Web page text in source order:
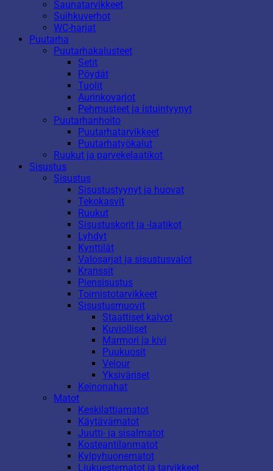
Saunatarvikkeet
Suihkuverhot
WC-harjat
Puutarha
Puutarhakalusteet
Setit
Pöydät
Tuolit
Aurinkovarjot
Pehmusteet ja istuintyynyt
Puutarhanhoito
Puutarhatarvikkeet
Puutarhatyökalut
Ruukut ja parvekelaatikot
Sisustus
Sisustus
Sisustustyynyt ja huovat
Tekokasvit
Ruukut
Sisustuskorit ja -laatikot
Lyhdyt
Kynttilät
Valosarjat ja sisustusvalot
Kranssit
Piensisustus
Toimistotarvikkeet
Sisustusmuovit
Staattiset kalvot
Kuviolliset
Marmori ja kivi
Puukuosit
Velour
Yksiväriset
Keinonahat
Matot
Keskilattiamatot
Käytävämatot
Juutti- ja sisalmatot
Kosteantilanmatot
Kylpyhuonematot
Liukuestematot ja tarvikkeet